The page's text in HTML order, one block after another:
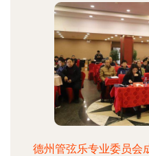
德州管弦乐专业委员会